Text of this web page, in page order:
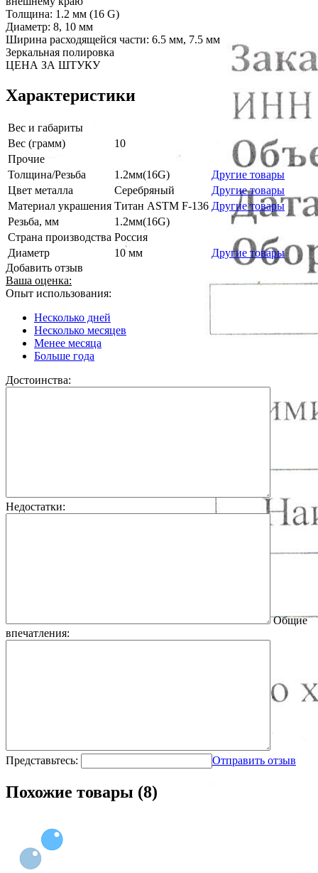
Толщина: 1.2 мм (16 G)
Диаметр: 8, 10 мм
Ширина расходящейся части: 6.5 мм, 7.5 мм
Зеркальная полировка
ЦЕНА ЗА ШТУКУ
Характеристики
Вес и габариты
Вес (грамм)
10
Прочие
Толщина/Резьба
1.2мм(16G)
Другие товары
Цвет металла
Серебряный
Другие товары
Материал украшения Титан ASTM F-136 Другие товары
Резьба, мм
1.2мм(16G)
Страна производства Россия
Диаметр
10 мм
Другие товары
Добавить отзыв
Ваша оценка:
Опыт использования:
Несколько дней
Несколько месяцев
Менее месяца
Больше года
Достоинства:
Недостатки:
Общие
впечатления:
Представьтесь: Отправить отзыв
Похожие товары (8)